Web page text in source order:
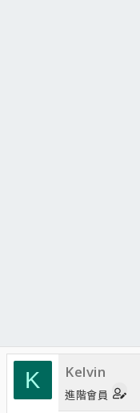
K Kelvin
進階會員